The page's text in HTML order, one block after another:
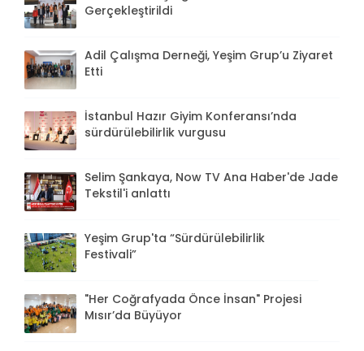
Gerçekleştirildi
Adil Çalışma Derneği, Yeşim Grup’u Ziyaret
Etti
İstanbul Hazır Giyim Konferansı’nda
sürdürülebilirlik vurgusu
Selim Şankaya, Now TV Ana Haber'de Jade
Tekstil'i anlattı
Yeşim Grup'ta “Sürdürülebilirlik
Festivali”
"Her Coğrafyada Önce İnsan" Projesi
Mısır’da Büyüyor